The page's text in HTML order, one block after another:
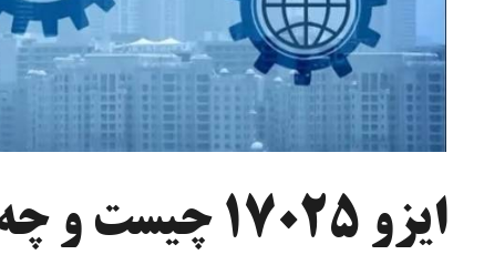
ایزو ۱۷۰۲۵ چیست و چه کاربردی دارد؟